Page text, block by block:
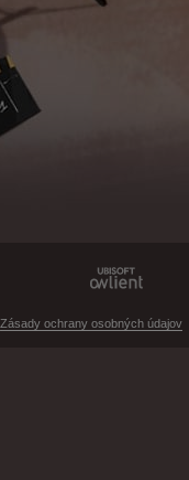
Zásady ochrany osobných údajov